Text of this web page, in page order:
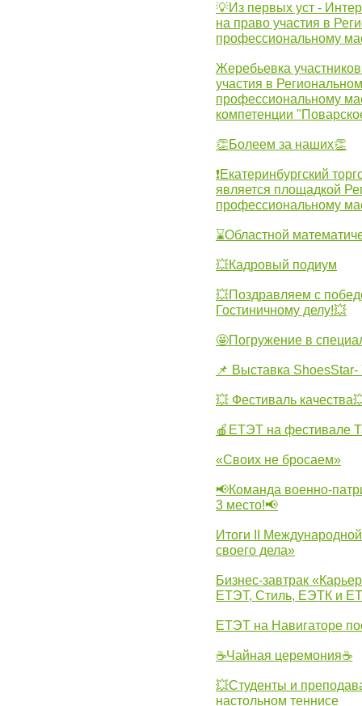
💡Из первых уст -
на право участия в
профессиональному
Жеребьевка
участия в
профессиональному
компетенции
👏Болеем за наших👏
❗Екатеринбургский
является площадкой
профессиональному
⌛Областной
💥Кадровый подиум
💥Поздравляем с
Гостиничному делу!💥
🤩Погружение в
📌 Выставка ShoesStar-
💥 Фестиваль
🍎ЕТЭТ на фестивале
«Своих не бросаем»
📢Команда военно-
3 место!📢
Итоги II
своего дела»
Бизнес-завтрак
ЕТЭТ, Стиль, ЕЭТК и
ЕТЭТ на Навигаторе
☕Чайная церемония☕
💥Студенты и
настольном теннисе